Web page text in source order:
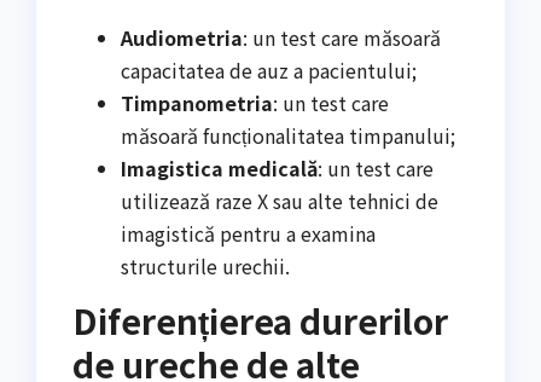
Audiometria: un test care măsoară
capacitatea de auz a pacientului;
Timpanometria: un test care
măsoară funcționalitatea timpanului;
Imagistica medicală: un test care
utilizează raze X sau alte tehnici de
imagistică pentru a examina
structurile urechii.
Diferențierea durerilor
de ureche de alte